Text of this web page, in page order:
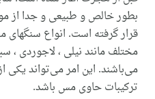
بطور خالص و طبیعی و جدا از
قرار گرفته است. انواع سنگهای
مختلف مانند نیلی ، لاجوردی ،
می‌‌باشند. این امر می‌‌تواند یکی
ترکیبات حاوی مس باشد.